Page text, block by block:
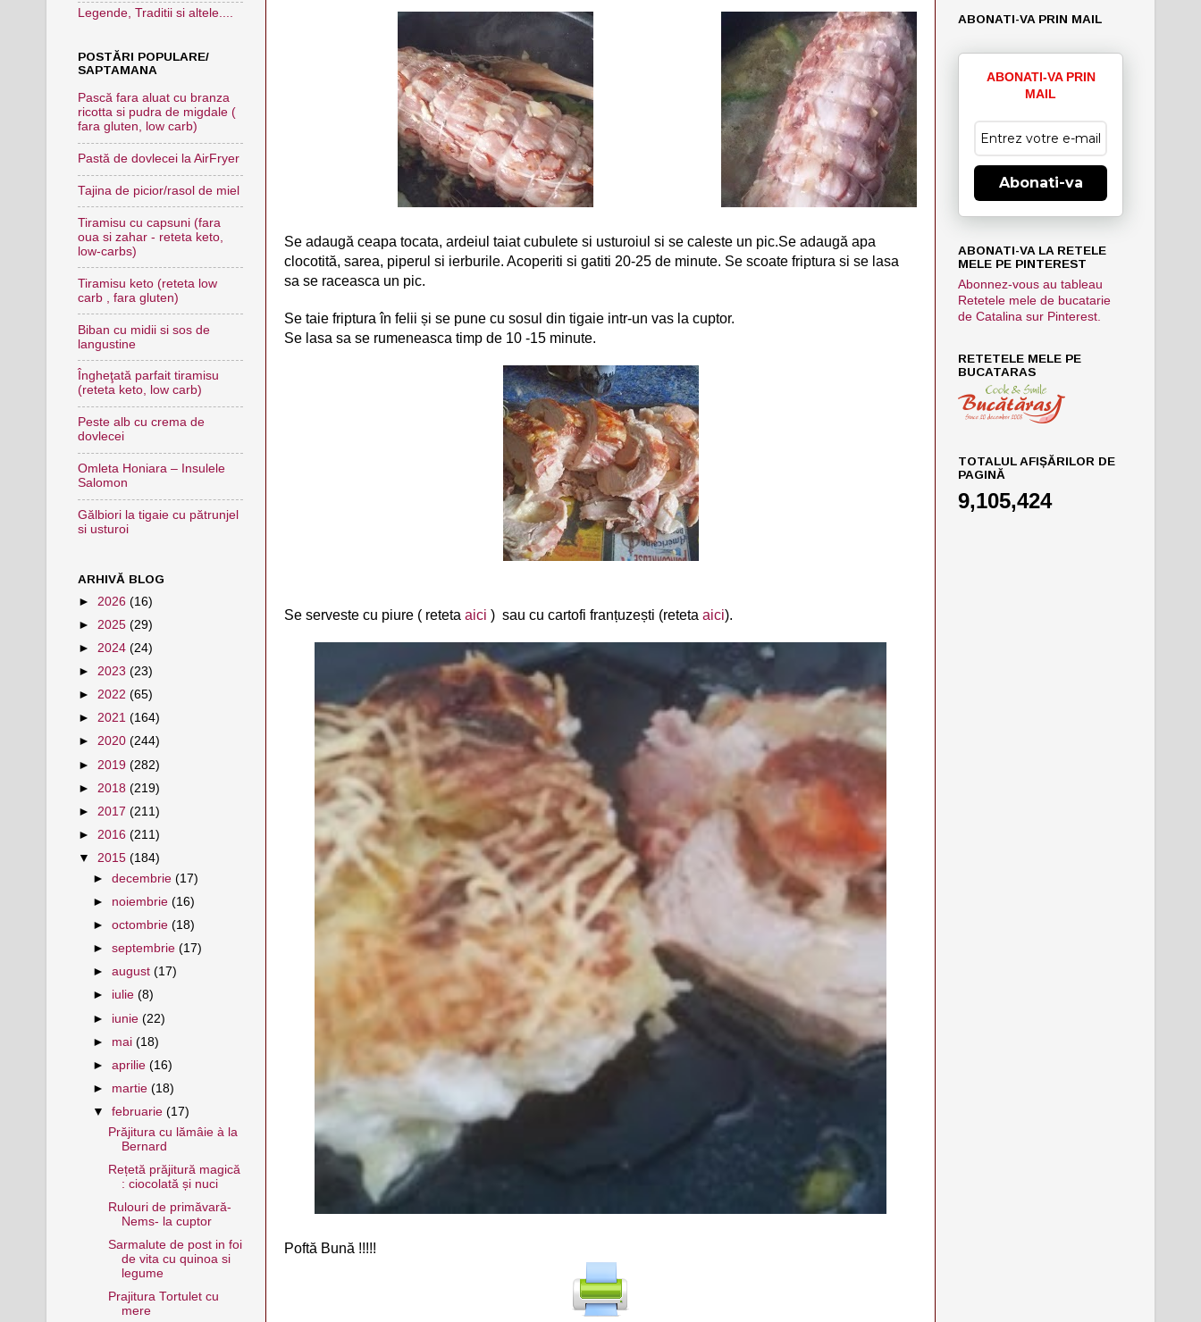
Se adaugă ceapa tocata, ardeiul taiat cubulete si usturoiul si se caleste un pic.Se adaugă apa
clocotită, sarea, piperul si ierburile. Acoperiti si gatiti 20-25 de minute. Se scoate friptura si se lasa
sa se raceasca un pic.
Se taie friptura în felii și se pune cu sosul din tigaie intr-un vas la cuptor.
Se lasa sa se rumeneasca timp de 10 -15 minute.
Se serveste cu piure ( reteta aici ) sau cu cartofi franțuzești (reteta aici).
Poftă Bună !!!!!
Legende, Traditii si altele....
POSTĂRI POPULARE/
SAPTAMANA
Pască fara aluat cu branza
ricotta si pudra de migdale (
fara gluten, low carb)
Pastă de dovlecei la AirFryer
Tajina de picior/rasol de miel
Tiramisu cu capsuni (fara
oua si zahar - reteta keto,
low-carbs)
Tiramisu keto (reteta low
carb , fara gluten)
Biban cu midii si sos de
langustine
Îngheţată parfait tiramisu
(reteta keto, low carb)
Peste alb cu crema de
dovlecei
Omleta Honiara – Insulele
Salomon
Gălbiori la tigaie cu pătrunjel
si usturoi
ARHIVĂ BLOG
► 2026 (16)
► 2025 (29)
► 2024 (24)
► 2023 (23)
► 2022 (65)
► 2021 (164)
► 2020 (244)
► 2019 (282)
► 2018 (219)
► 2017 (211)
► 2016 (211)
▼ 2015 (184)
►decembrie(17)
► noiembrie(16)
►octombrie(18)
►septembrie(17)
►august(17)
► iulie(8)
► iunie(22)
► mai(18)
►aprilie(16)
► martie(18)
▼februarie(17)
Prăjitura cu lămâie à la
Bernard
Rețetă prăjitură magică
: ciocolată și nuci
Rulouri de primăvară-
Nems- la cuptor
Sarmalute de post in foi
de vita cu quinoa si
legume
Prajitura Tortulet cu
mere
ABONATI-VA PRIN MAIL
ABONATI-VA PRIN
MAIL
Abonati-va
ABONATI-VA LA RETELE
MELE PE PINTEREST
Abonnez-vous au tableau
Retetele mele de bucatarie
de Catalina sur Pinterest.
RETETELE MELE PE
BUCATARAS
TOTALUL AFIȘĂRILOR DE
PAGINĂ
9,105,424